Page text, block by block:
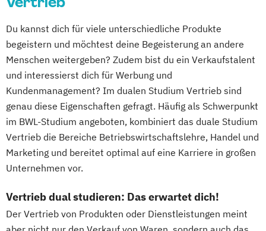
Du kannst dich für viele unterschiedliche Produkte
begeistern und möchtest deine Begeisterung an andere
Menschen weitergeben? Zudem bist du ein Verkaufstalent
und interessierst dich für Werbung und
Kundenmanagement? Im dualen Studium Vertrieb sind
genau diese Eigenschaften gefragt. Häufig als Schwerpunkt
im BWL-Studium angeboten, kombiniert das duale Studium
Vertrieb die Bereiche Betriebswirtschaftslehre, Handel und
Marketing und bereitet optimal auf eine Karriere in großen
Unternehmen vor.
Vertrieb dual studieren: Das erwartet dich!
Der Vertrieb von Produkten oder Dienstleistungen meint